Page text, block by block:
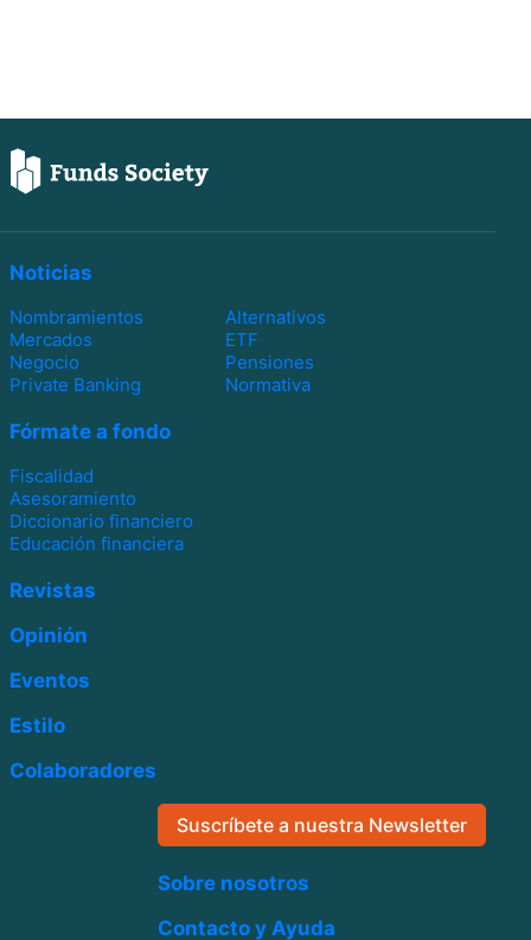
Noticias
Nombramientos
Alternativos
Mercados
ETF
Negocio
Pensiones
Private Banking
Normativa
Fórmate a fondo
Fiscalidad
Asesoramiento
Diccionario financiero
Educación financiera
Revistas
Opinión
Eventos
Estilo
Colaboradores
Suscríbete a nuestra Newsletter
Sobre nosotros
Contacto y Ayuda